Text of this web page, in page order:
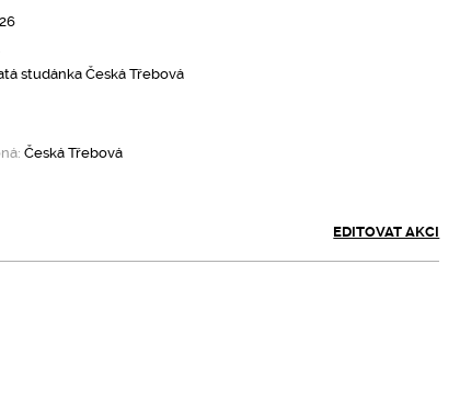
studánka Česká Třebová
Česká Třebová
EDITOVAT AKCI